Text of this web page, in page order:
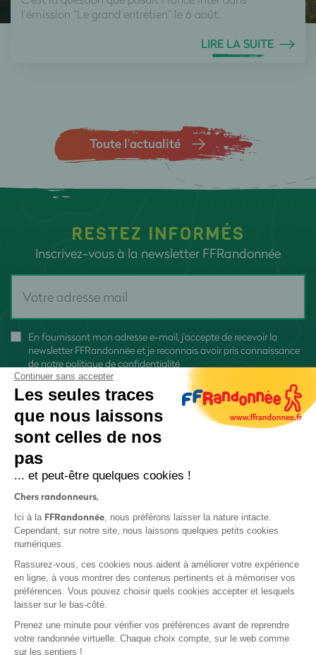
l’émission “Le grand entretien” le 6 août.
LIRE LA SUITE
Toute l’actualité
RESTEZ INFORMÉS
Inscrivez-vous à la newsletter FFRandonnée
En fournissant mon adresse e-mail, j'accepte de recevoir la
newsletter FFRandonnée et je reconnais avoir pris connaissance
de notre politique de confidentialité
Protection des données
Politique de confidentialité
Continuer sans accepter
Les seules traces
que nous laissons
sont celles de nos
pas
... et peut-être quelques cookies !
Chers randonneurs,
Ici à la FFRandonnée, nous préférons laisser la nature intacte.
Cependant, sur notre site, nous laissons quelques petits cookies
numériques.
Rassurez-vous, ces cookies nous aident à améliorer votre expérience
en ligne, à vous montrer des contenus pertinents et à mémoriser vos
préférences. Vous pouvez choisir quels cookies accepter et lesquels
laisser sur le bas-côté.
Prenez une minute pour vérifier vos préférences avant de reprendre
votre randonnée virtuelle. Chaque choix compte, sur le web comme
sur les sentiers !